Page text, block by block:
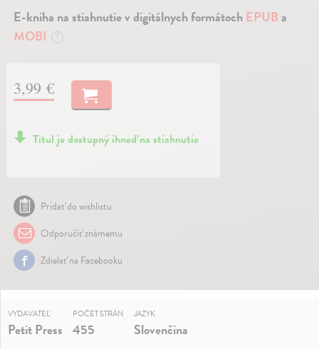
E-kniha na stiahnutie v digitálnych formátoch EPUBa
MOBI
?
3,99 €
Titul je dostupný ihneď na stiahnutie
Pridať do wishlistu
Odporučiť známemu
Zdielať na Facebooku
VYDAVATEĽ
Petit Press
POČET STRÁN
455
JAZYK
Slovenčina